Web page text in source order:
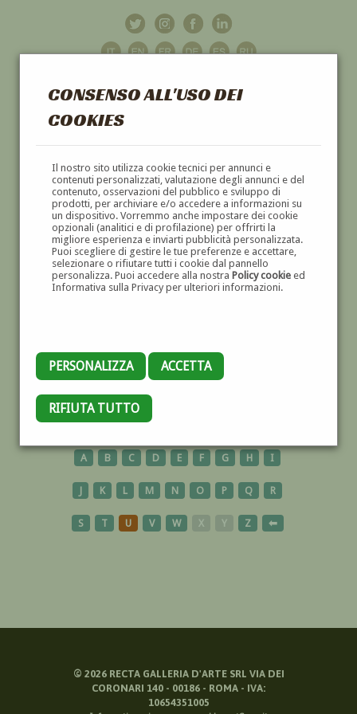
CONSENSO ALL'USO DEI
COOKIES
Il nostro sito utilizza cookie tecnici per annunci e
contenuti personalizzati, valutazione degli annunci e del
contenuto, osservazioni del pubblico e sviluppo di
prodotti, per archiviare e/o accedere a informazioni su
un dispositivo. Vorremmo anche impostare dei cookie
opzionali (analitici e di profilazione) per offrirti la
migliore esperienza e inviarti pubblicità personalizzata.
Puoi scegliere di gestire le tue preferenze e accettare,
selezionare o rifiutare tutti i cookie dal pannello
personalizza. Puoi accedere alla nostra Policy cookieed
Informativa sulla Privacy per ulteriori informazioni.
PERSONALIZZA ACCETTA
RIFIUTA TUTTO
GALLERIAD'ARTE
DIPINTI E SCULTURE '800 E '900
VEDUTA
A B C D E F G H I
J K L M N O P Q R
S T U V W X Y Z ⬅
© 2026RECTA GALLERIA D'ARTE SRL VIA DEI
CORONARI 140 - 00186 - ROMA - IVA:
10654351005